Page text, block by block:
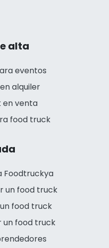
alta
eventos
alquiler
en venta
food truck
Foodtruckya
un food truck
food truck
food truck